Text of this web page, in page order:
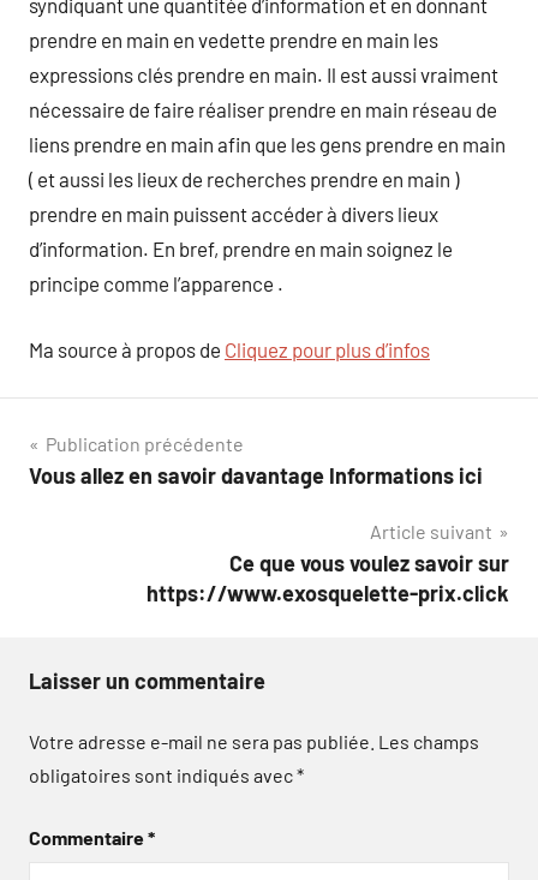
syndiquant une quantitée d’information et en donnant
prendre en main en vedette prendre en main les
expressions clés prendre en main. Il est aussi vraiment
nécessaire de faire réaliser prendre en main réseau de
liens prendre en main afin que les gens prendre en main
( et aussi les lieux de recherches prendre en main )
prendre en main puissent accéder à divers lieux
d’information. En bref, prendre en main soignez le
principe comme l’apparence .
Ma source à propos de Cliquez pour plus d’infos
Navigation
de
Publication précédente
Vous allez en savoir davantage Informations ici
Article suivant
Ce que vous voulez savoir sur
https://www.exosquelette-prix.click
Laisser un commentaire
Votre adresse e-mail ne sera pas publiée. Les champs
obligatoires sont indiqués avec*
Commentaire*